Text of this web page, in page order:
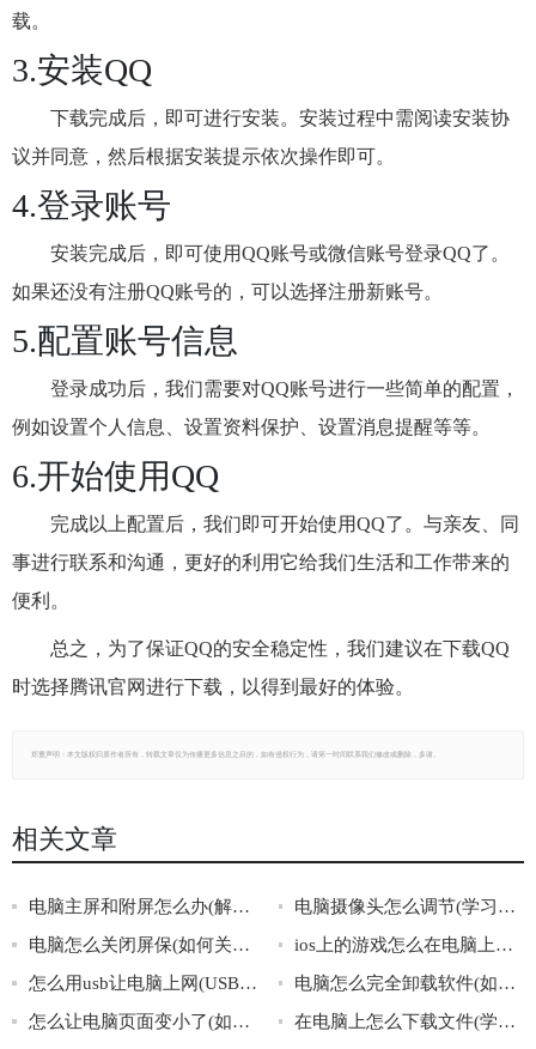
载。
3.安装QQ
下载完成后，即可进行安装。安装过程中需阅读安装协
议并同意，然后根据安装提示依次操作即可。
4.登录账号
安装完成后，即可使用QQ账号或微信账号登录QQ了。
如果还没有注册QQ账号的，可以选择注册新账号。
5.配置账号信息
登录成功后，我们需要对QQ账号进行一些简单的配置，
例如设置个人信息、设置资料保护、设置消息提醒等等。
6.开始使用QQ
完成以上配置后，我们即可开始使用QQ了。与亲友、同
事进行联系和沟通，更好的利用它给我们生活和工作带来的
便利。
总之，为了保证QQ的安全稳定性，我们建议在下载QQ
时选择腾讯官网进行下载，以得到最好的体验。
郑重声明：本文版权归原作者所有，转载文章仅为传播更多信息之目的，如有侵权行为，请第一时间联系我们修改或删除，多谢。
相关文章
电脑主屏和附屏怎么办(解决电脑主屏和附屏显示问题的方法)
电脑摄像头怎么调节(学习如何调节电脑摄像头)
电脑怎么关闭屏保(如何关闭电脑屏保)
ios上的游戏怎么在电脑上玩(电脑能否运行ios上的游戏)
怎么用usb让电脑上网(USB连接电脑)
电脑怎么完全卸载软件(如何彻底删除电脑上的软件)
怎么让电脑页面变小了(如何缩小电脑页面)
在电脑上怎么下载文件(学会使用电脑下载文件)